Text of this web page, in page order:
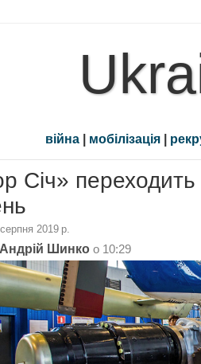
війна | мобілізація |
Січ»
2019 р.
Андрій Шинко о 10:29